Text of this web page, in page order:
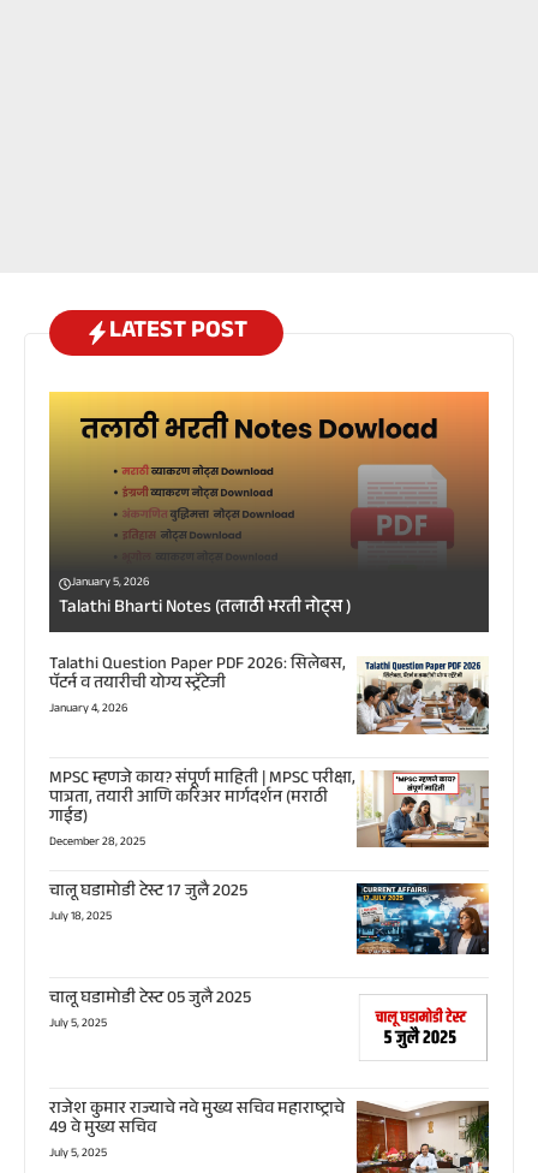
LATEST POST
January 5, 2026
Talathi Bharti Notes (तलाठी भरती नोट्स )
Talathi Question Paper PDF 2026: सिलेबस,
पॅटर्न व तयारीची योग्य स्ट्रॅटेजी
January 4, 2026
MPSC म्हणजे काय? संपूर्ण माहिती | MPSC परीक्षा,
पात्रता, तयारी आणि करिअर मार्गदर्शन (मराठी
गाईड)
December 28, 2025
चालू घडामोडी टेस्ट 17 जुलै 2025
July 18, 2025
चालू घडामोडी टेस्ट 05 जुलै 2025
July 5, 2025
राजेश कुमार राज्याचे नवे मुख्य सचिव महाराष्ट्राचे
49 वे मुख्य सचिव
July 5, 2025